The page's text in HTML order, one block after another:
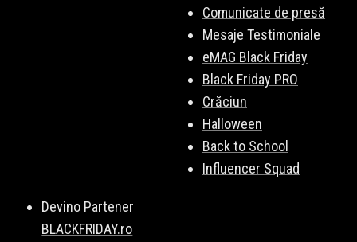
Comunicate de presă
Mesaje Testimoniale
eMAG Black Friday
Black Friday PRO
Crăciun
Halloween
Back to School
Influencer Squad
Devino Partener
BLACKFRIDAY.ro